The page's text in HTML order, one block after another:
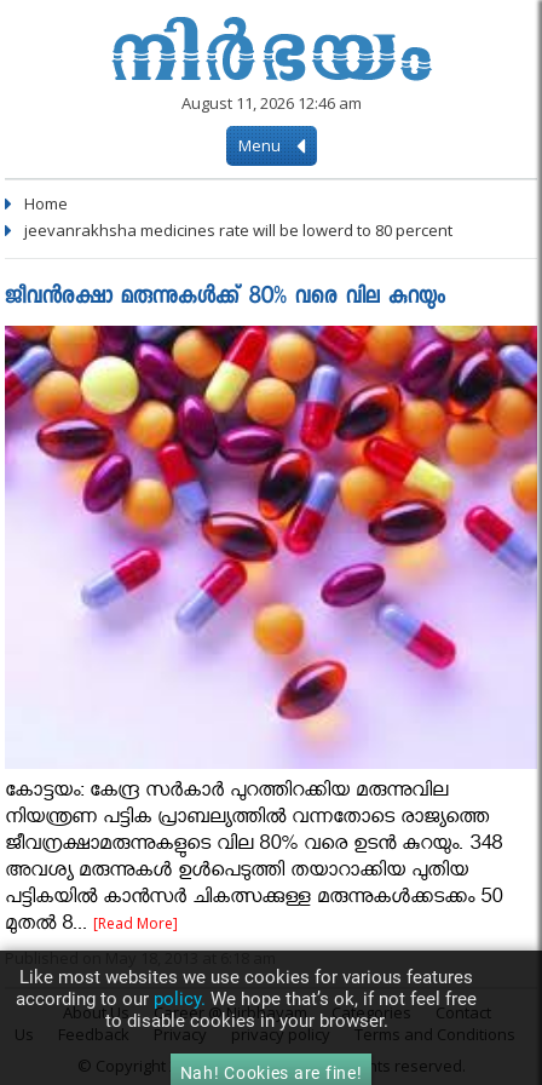
August 11, 2026 12:46 am
Menu
Home
jeevanrakhsha medicines rate will be lowerd to 80 percent
ജീവൻരക്ഷാ മരുന്നുകൾക്ക് 80% വരെ വില കുറയും
കോട്ടയം: കേന്ദ്ര സർകാർ പുറത്തിറക്കിയ മരുന്നുവില
നിയന്ത്രണ പട്ടിക പ്രാബല്യത്തിൽ വന്നതോടെ രാജ്യത്തെ
ജീവന്രക്ഷാമരുന്നുകളുടെ വില 80% വരെ ഉടൻ കുറയും. 348
അവശ്യ മരുന്നുകൾ ഉൾപെടുത്തി തയാറാക്കിയ പുതിയ
പട്ടികയിൽ കാൻസർ ചികത്സക്കുള്ള മരുന്നുകൾക്കടക്കം 50
മുതൽ 8...[Read More]
Published on May 18, 2013 at 6:18 am
About Us Career @ Nirbhayam Categories
Contact
Us
Feedback Privacy privacy policy
Terms and Conditions
© Copyright 2013Nirbhayam.com . All rights reserved.
Like most websites we use cookies for various features
according to our policy. We hope that’s ok, if not feel free
to disable cookies in your browser.
Nah! Cookies are fine!